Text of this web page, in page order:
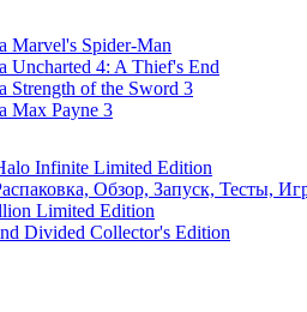
Marvel's Spider-Man
Uncharted 4: A Thief's End
Strength of the Sword 3
Max Payne 3
Infinite Limited Edition
Обзор, Запуск, Тесты,
Limited Edition
Divided Collector's Edition